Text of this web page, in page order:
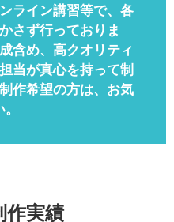
ライン講習等で、各
さず行っておりま
含め、高クオリティ
当が真心を持って制
作希望の方は、お気
作実績